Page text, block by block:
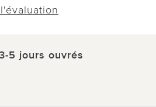
5 jours ouvrés